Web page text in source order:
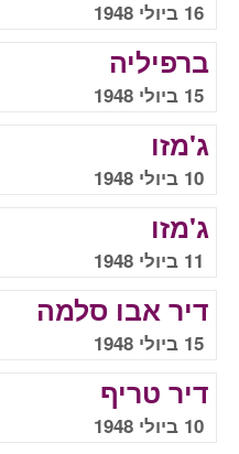
16 ביולי 1948
ברפיליה
15 ביולי 1948
ג'מזו
10 ביולי 1948
ג'מזו
11 ביולי 1948
דיר אבו סלמה
15 ביולי 1948
דיר טריף
10 ביולי 1948